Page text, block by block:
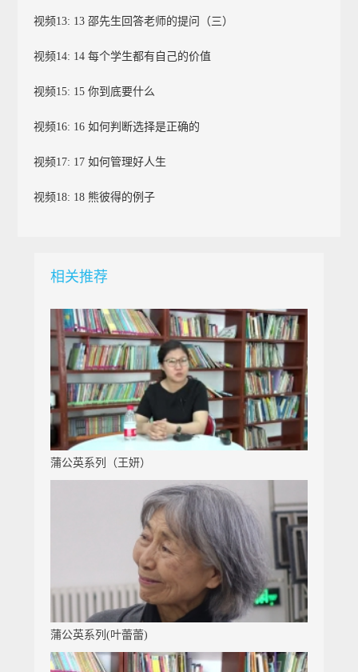
视频13: 13 邵先生回答老师的提问（三）
视频14: 14 每个学生都有自己的价值
视频15: 15 你到底要什么
视频16: 16 如何判断选择是正确的
视频17: 17 如何管理好人生
视频18: 18 熊彼得的例子
相关推荐
蒲公英系列（王妍）
蒲公英系列(叶蕾蕾)